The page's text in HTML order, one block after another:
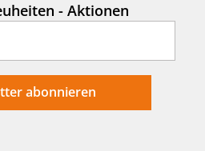
- Aktionen
abonnieren